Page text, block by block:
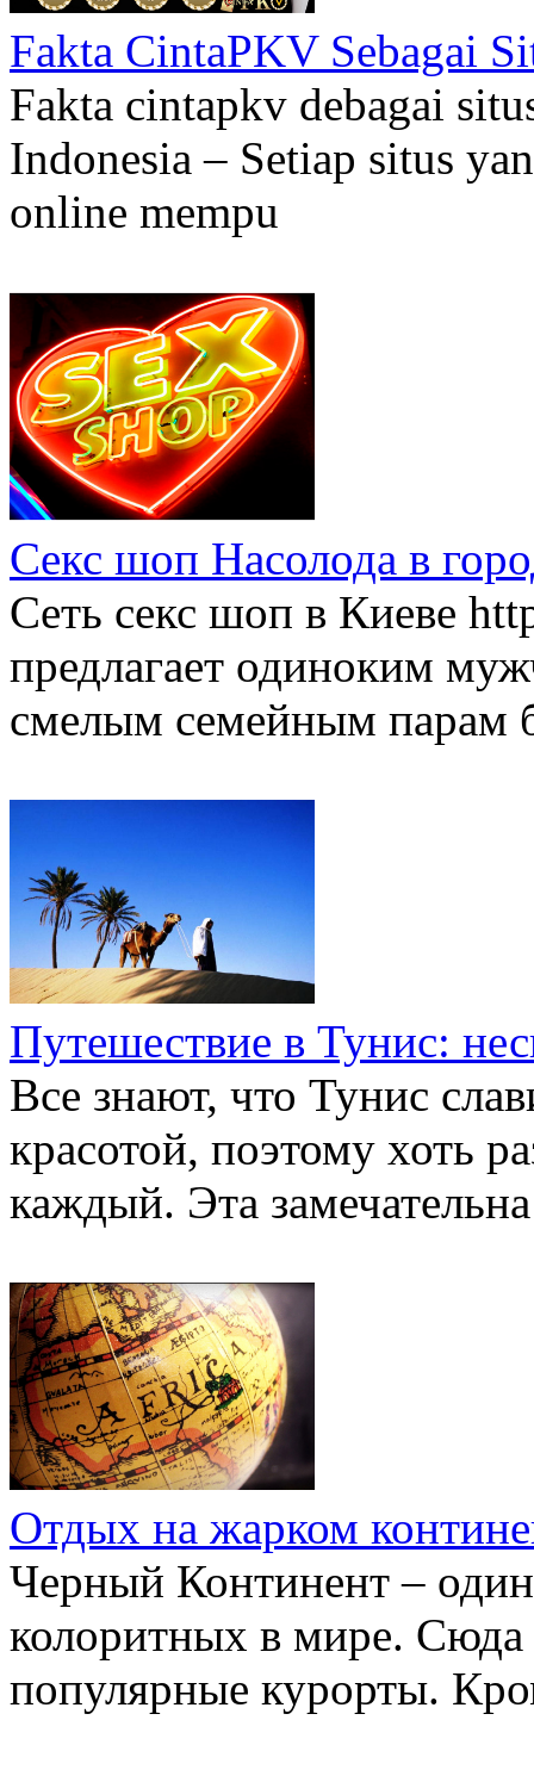
Fakta CintaPKV Sebagai
Fakta cintapkv debagai
Indonesia – Setiap situs
online mempu
Секс шоп Насолода в
Сеть секс шоп в Киеве
предлагает одиноким
смелым семейным парам
Путешествие в Тунис:
Все знают, что Тунис
красотой, поэтому хоть
каждый. Эта замечательна
Отдых на жарком
Черный Континент –
колоритных в мире. Сюда
популярные курорты.